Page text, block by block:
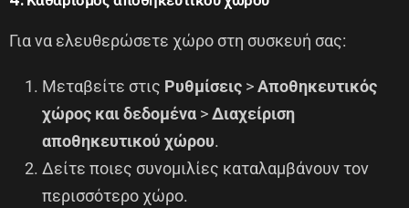
Για να ελευθερώσετε χώρο στη συσκευή σας:
Μεταβείτε στις Ρυθμίσεις >Αποθηκευτικός
χώρος και δεδομένα >Διαχείριση
αποθηκευτικού χώρου.
Δείτε ποιες συνομιλίες καταλαμβάνουν τον
περισσότερο χώρο.